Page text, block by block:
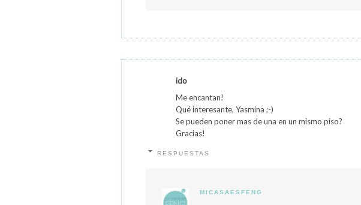
ido
Me encantan!
Qué interesante, Yasmina ;-)
Se pueden poner mas de una en un mismo piso?
Gracias!
RESPUESTAS
MICASAESFENG